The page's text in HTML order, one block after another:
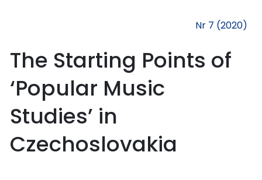
Nr 7 (2020)
The Starting Points of
‘Popular Music
Studies’ in
Czechoslovakia